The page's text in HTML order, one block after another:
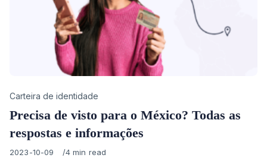
Category
Carteira de identidade
Precisa de visto para o México? Todas as
respostas e informações
Published
2023-10-09 4 min read